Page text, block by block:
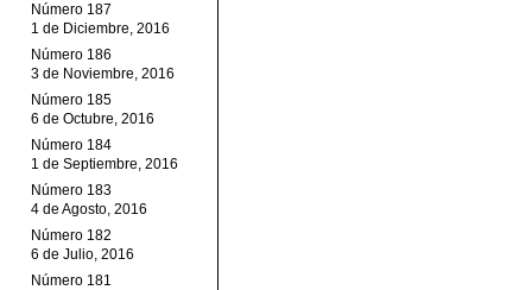
Número 187
1 de Diciembre, 2016
Número 186
3 de Noviembre, 2016
Número 185
6 de Octubre, 2016
Número 184
1 de Septiembre, 2016
Número 183
4 de Agosto, 2016
Número 182
6 de Julio, 2016
Número 181